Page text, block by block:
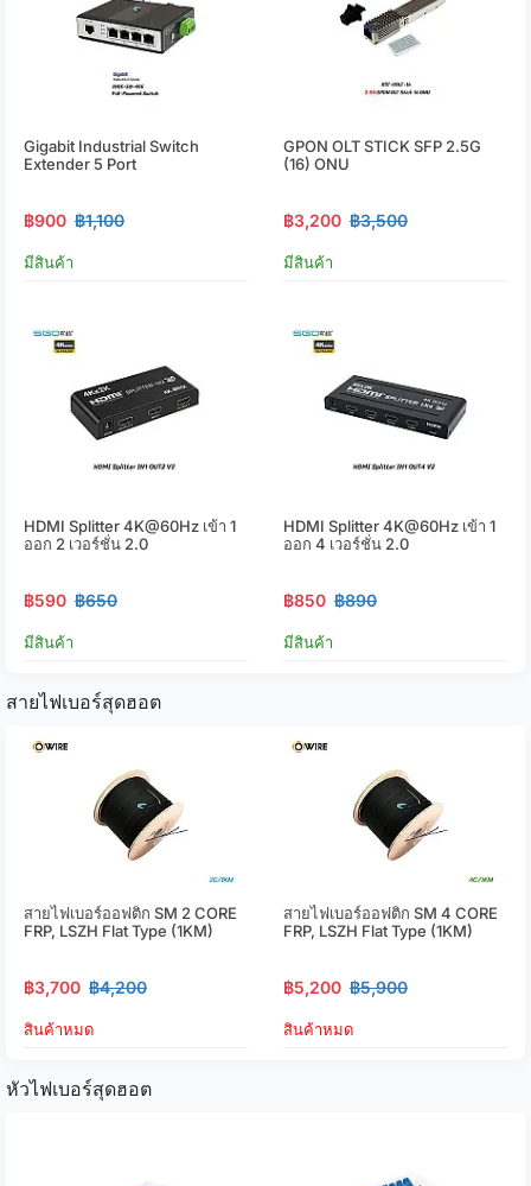
Gigabit Industrial Switch
Extender 5 Port
฿900 ฿1,100
มีสินค้า
GPON OLT STICK SFP 2.5G
(16) ONU
฿3,200 ฿3,500
มีสินค้า
HDMI Splitter 4K@60Hz เข้า 1
ออก 2 เวอร์ชั่น 2.0
฿590 ฿650
มีสินค้า
HDMI Splitter 4K@60Hz เข้า 1
ออก 4 เวอร์ชั่น 2.0
฿850 ฿890
มีสินค้า
สายไฟเบอร์สุดฮอต
สายไฟเบอร์ออฟติก SM 2 CORE
FRP, LSZH Flat Type (1KM)
฿3,700 ฿4,200
สินค้าหมด
สายไฟเบอร์ออฟติก SM 4 CORE
FRP, LSZH Flat Type (1KM)
฿5,200 ฿5,900
สินค้าหมด
หัวไฟเบอร์สุดฮอต